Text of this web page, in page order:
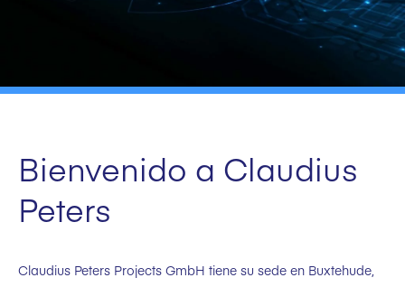
Bienvenido a Claudius
Peters
Claudius Peters Projects GmbH tiene su sede en Buxtehude,